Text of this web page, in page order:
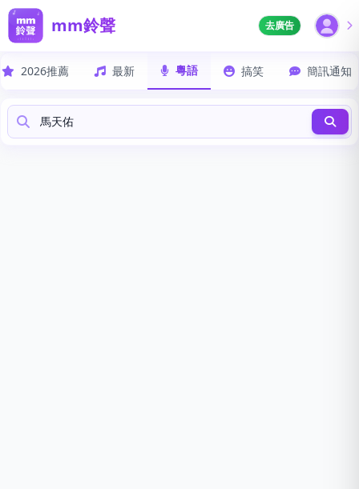
mm鈴聲 去廣告
2026推薦 最新 粵語 搞笑 簡訊通知